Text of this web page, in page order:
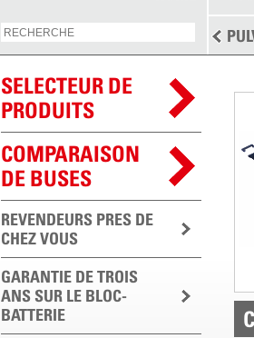
SELECTEUR DE
PRODUITS
COMPARAISON
DE BUSES
REVENDEURS PRES DE
CHEZ VOUS
GARANTIE DE TROIS
ANS SUR LE BLOC-
BATTERIE